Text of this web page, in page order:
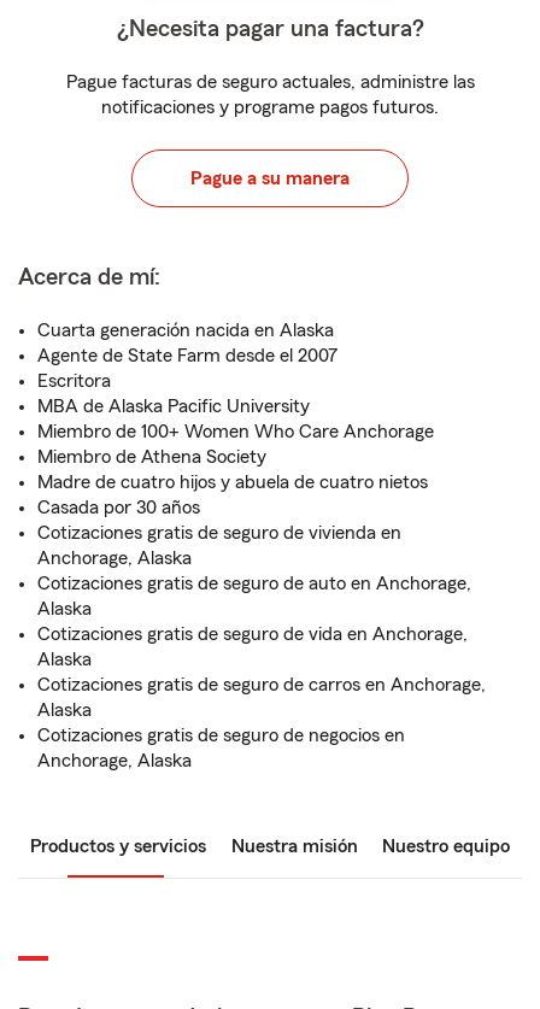
¿Necesita pagar una factura?
Pague facturas de seguro actuales, administre las
notificaciones y programe pagos futuros.
Pague a su manera
Acerca de mí:
Cuarta generación nacida en Alaska
Agente de State Farm desde el 2007
Escritora
MBA de Alaska Pacific University
Miembro de 100+ Women Who Care Anchorage
Miembro de Athena Society
Madre de cuatro hijos y abuela de cuatro nietos
Casada por 30 años
Cotizaciones gratis de seguro de vivienda en
Anchorage, Alaska
Cotizaciones gratis de seguro de auto en Anchorage,
Alaska
Cotizaciones gratis de seguro de vida en Anchorage,
Alaska
Cotizaciones gratis de seguro de carros en Anchorage,
Alaska
Cotizaciones gratis de seguro de negocios en
Anchorage, Alaska
Productos y servicios Nuestra misión Nuestro equipo